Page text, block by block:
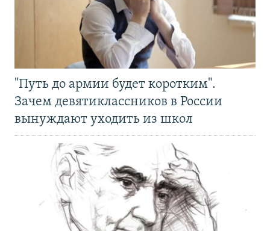
"Путь до армии будет коротким".
Зачем девятиклассников в России
вынуждают уходить из школ